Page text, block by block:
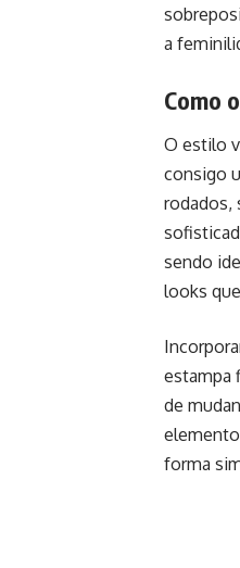
a
Como
O estilo
consigo
rodados,
sendo
looks
estampa
de
forma